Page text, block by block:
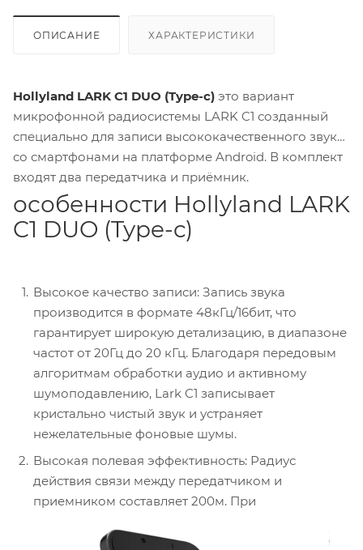
ОПИСАНИЕ ХАРАКТЕРИСТИКИ
Hollyland LARK C1 DUO (Type-c) это вариант
микрофонной радиосистемы LARK C1 созданный
специально для записи высококачественного звука
со смартфонами на платформе Android. В комплект
входят два передатчика и приёмник.
особенности Hollyland LARK
C1 DUO (Type-c)
Высокое качество записи: Запись звука
производится в формате 48кГц/16бит, что
гарантирует широкую детализацию, в диапазоне
частот от 20Гц до 20 кГц. Благодаря передовым
алгоритмам обработки аудио и активному
шумоподавлению, Lark C1 записывает
кристально чистый звук и устраняет
нежелательные фоновые шумы.
Высокая полевая эффективность: Радиус
действия связи между передатчиком и
приемником составляет 200м. При
может работать непрерывно в течении 32-х